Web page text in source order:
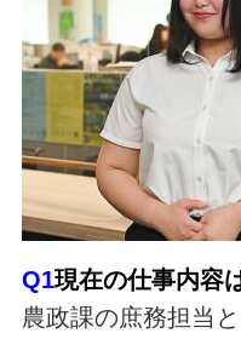
Q1現在の仕事内容
農政課の庶務担当